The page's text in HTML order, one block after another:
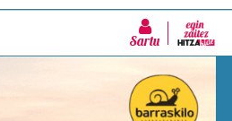
Sartu